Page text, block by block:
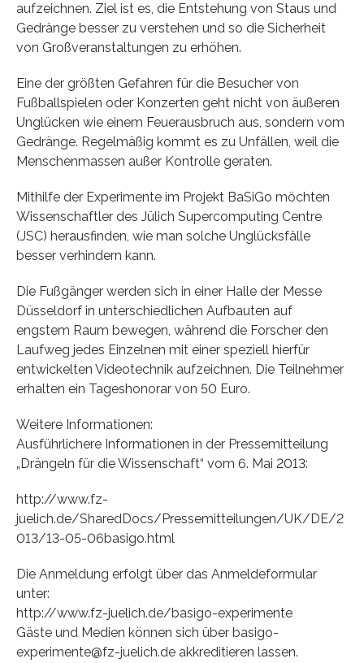
aufzeichnen. Ziel ist es, die Entstehung von Staus und
Gedränge besser zu verstehen und so die Sicherheit
von Großveranstaltungen zu erhöhen.
Eine der größten Gefahren für die Besucher von
Fußballspielen oder Konzerten geht nicht von äußeren
Unglücken wie einem Feuerausbruch aus, sondern vom
Gedränge. Regelmäßig kommt es zu Unfällen, weil die
Menschenmassen außer Kontrolle geraten.
Mithilfe der Experimente im Projekt BaSiGo möchten
Wissenschaftler des Jülich Supercomputing Centre
(JSC) herausfinden, wie man solche Unglücksfälle
besser verhindern kann.
Die Fußgänger werden sich in einer Halle der Messe
Düsseldorf in unterschiedlichen Aufbauten auf
engstem Raum bewegen, während die Forscher den
Laufweg jedes Einzelnen mit einer speziell hierfür
entwickelten Videotechnik aufzeichnen. Die Teilnehmer
erhalten ein Tageshonorar von 50 Euro.
Weitere Informationen:
Ausführlichere Informationen in der Pressemitteilung
„Drängeln für die Wissenschaft“ vom 6. Mai 2013:
http://www.fz-
juelich.de/SharedDocs/Pressemitteilungen/UK/DE/2
013/13-05-06basigo.html
Die Anmeldung erfolgt über das Anmeldeformular
unter:
http://www.fz-juelich.de/basigo-experimente
Gäste und Medien können sich über basigo-
experimente@fz-juelich.de akkreditieren lassen.